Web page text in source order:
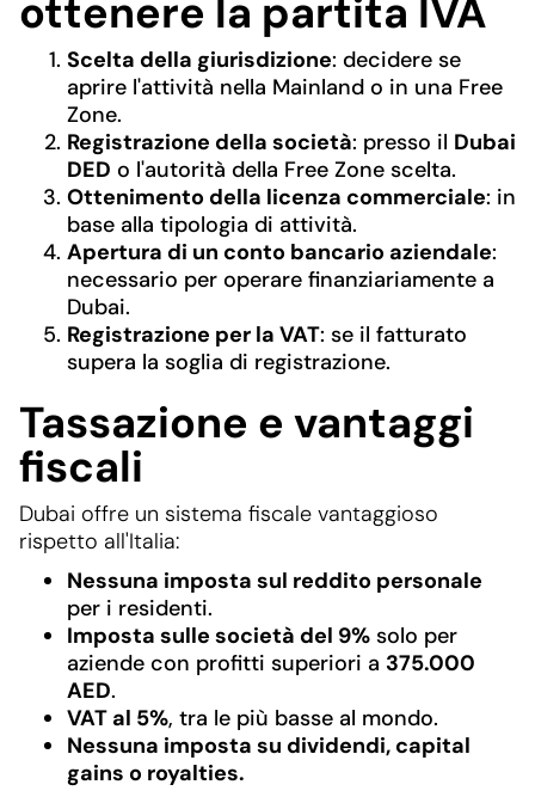
ottenere la partita IVA
Scelta della giurisdizione: decidere se
aprire l'attività nella Mainland o in una Free
Zone.
Registrazione della società: presso il Dubai
DED o l'autorità della Free Zone scelta.
Ottenimento della licenza commerciale: in
base alla tipologia di attività.
Apertura di un conto bancario aziendale:
necessario per operare finanziariamente a
Dubai.
Registrazione per la VAT: se il fatturato
supera la soglia di registrazione.
Tassazione e vantaggi
fiscali
Dubai offre un sistema fiscale vantaggioso
rispetto all'Italia:
Nessuna imposta sul reddito personale
per i residenti.
Imposta sulle società del 9% solo per
aziende con profitti superiori a 375.000
AED.
VAT al 5%, tra le più basse al mondo.
Nessuna imposta su dividendi, capital
gains o royalties.